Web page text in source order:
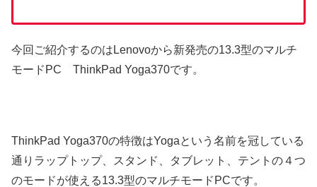
今回ご紹介するのはLenovoから新発売の13.3型のマルチ
モードPC ThinkPad Yoga370です。
ThinkPad Yoga370の特徴はYogaという名前を冠している
通りラップトップ、スタンド、タブレット、テントの４つ
のモードが使える13.3型のマルチモードPCです。